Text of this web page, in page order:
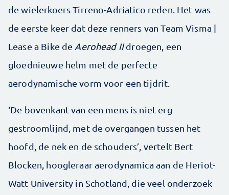
de wielerkoers Tirreno-Adriatico reden. Het was
de eerste keer dat deze renners van Team Visma |
Lease a Bike de Aerohead IIdroegen, een
gloednieuwe helm met de perfecte
aerodynamische vorm voor een tijdrit.
‘De bovenkant van een mens is niet erg
gestroomlijnd, met de overgangen tussen het
hoofd, de nek en de schouders’, vertelt Bert
Blocken, hoogleraar aerodynamica aan de Heriot-
Watt University in Schotland, die veel onderzoek